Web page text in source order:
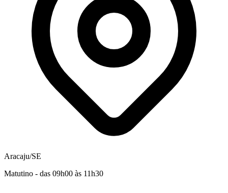
Aracaju/SE
Matutino - das 09h00 às 11h30